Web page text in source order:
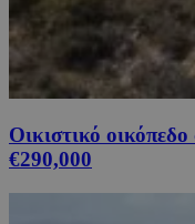
Οικιστικό
€290,000